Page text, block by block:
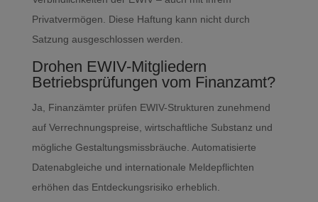
Privatvermögen. Diese Haftung kann nicht durch
Satzung ausgeschlossen werden.
Drohen EWIV-Mitgliedern
Betriebsprüfungen vom Finanzamt?
Ja, Finanzämter prüfen EWIV-Strukturen zunehmend
auf Verrechnungspreise, wirtschaftliche Substanz und
mögliche Gestaltungsmissbräuche. Automatisierte
Datenabgleiche und internationale Meldepflichten
erhöhen das Entdeckungsrisiko erheblich.